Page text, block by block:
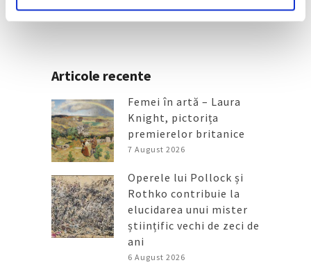
Articole recente
Femei în artă – Laura
Knight, pictorița
premierelor britanice
7 August 2026
Operele lui Pollock și
Rothko contribuie la
elucidarea unui mister
științific vechi de zeci de
ani
6 August 2026